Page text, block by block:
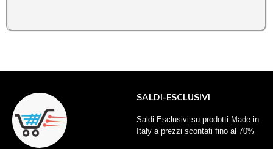
SALDI-ESCLUSIVI
Saldi Esclusivi su prodotti Made in
Italy a prezzi scontati fino al 70%